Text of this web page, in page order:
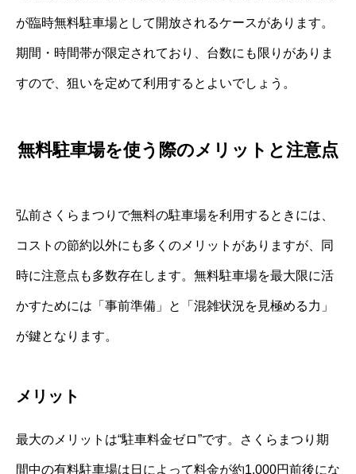
が臨時無料駐車場として開放されるケースがあります。
期間・時間帯が限定されており、台数にも限りがありま
すので、狙いを定めて利用するとよいでしょう。
無料駐車場を使う際のメリットと注意点
弘前さくらまつりで無料の駐車場を利用するときには、
コストの節約以外にも多くのメリットがありますが、同
時に注意点も多数存在します。無料駐車場を最大限に活
かすためには「事前準備」と「混雑状況を見極める力」
が鍵となります。
メリット
最大のメリットは“駐車料金ゼロ”です。さくらまつり期
間中の有料駐車場は日によって料金が約1,000円前後にな